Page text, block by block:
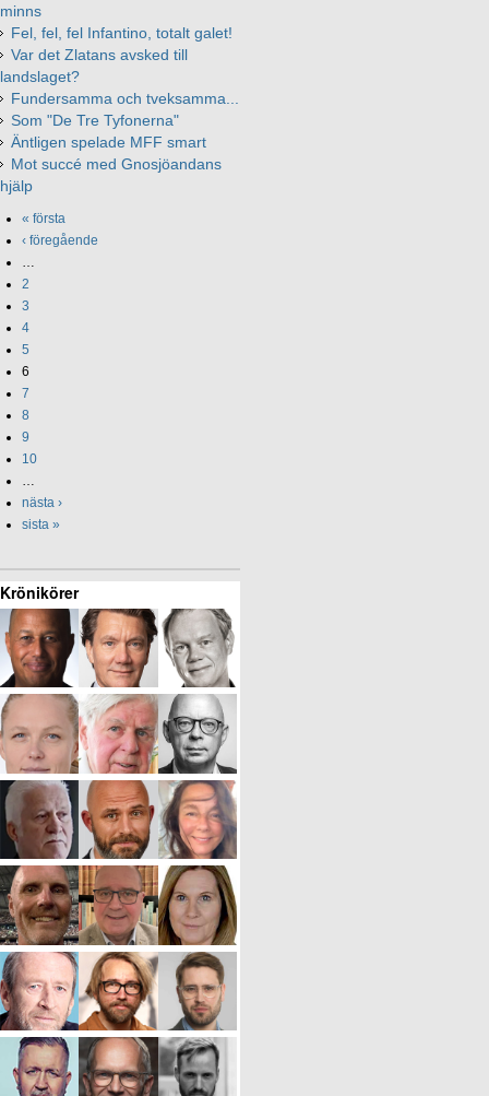
minns
Fel, fel, fel Infantino, totalt galet!
Var det Zlatans avsked till
landslaget?
Fundersamma och tveksamma...
Som "De Tre Tyfonerna"
Äntligen spelade MFF smart
Mot succé med Gnosjöandans
hjälp
« första
‹ föregående
2
3
4
5
6
7
8
9
10
nästa ›
sista »
Krönikörer